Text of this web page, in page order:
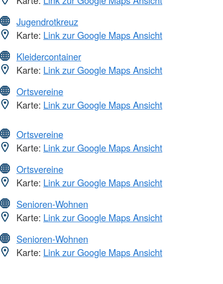
Jugendrotkreuz
Karte: Link zur Google Maps Ansicht
Kleidercontainer
Karte: Link zur Google Maps Ansicht
Ortsvereine
Karte: Link zur Google Maps Ansicht
Ortsvereine
Karte: Link zur Google Maps Ansicht
Ortsvereine
Karte: Link zur Google Maps Ansicht
Senioren-Wohnen
Karte: Link zur Google Maps Ansicht
Senioren-Wohnen
Karte: Link zur Google Maps Ansicht